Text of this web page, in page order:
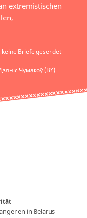
extremistischen
keine Briefe gesendet
Чумакоў (BY)
in Belarus